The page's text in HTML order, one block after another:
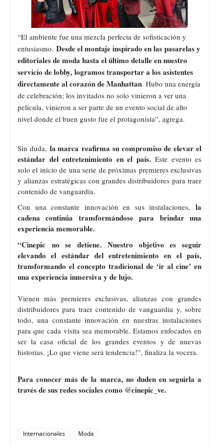
“El ambiente fue una mezcla perfecta de sofisticación y
entusiasmo. Desde el montaje inspirado en las pasarelas y
editoriales de moda hasta el último detalle en nuestro
servicio de lobby, logramos transportar a los asistentes
directamente al corazón de Manhattan. Hubo una energía
de celebración; los invitados no solo vinieron a ver una
película, vinieron a ser parte de un evento social de alto
nivel donde el buen gusto fue el protagonista”, agrega.
Sin duda, la marcareafirma su compromiso de elevar el
estándar del entretenimiento en el país. Este evento es
solo el inicio de una serie de próximas premieres exclusivas
y alianzas estratégicas con grandes distribuidores para traer
contenido de vanguardia.
Con una constante innovación en sus instalaciones, la
cadena continúa transformándose para brindar una
experiencia memorable.
“Cinepic no se detiene.
Nuestro objetivo es seguir
elevando el estándar del entretenimiento en el país,
transformando el concepto tradicional de ‘ir al cine’ en
una experiencia inmersiva y de lujo.
Vienen más premieres exclusivas, alianzas con grandes
distribuidores para traer contenido de vanguardia y, sobre
todo, una constante innovación en nuestras instalaciones
para que cada visita sea memorable. Estamos enfocados en
ser la casa oficial de los grandes eventos y de nuevas
historias. ¡Lo que viene será tendencia!”, finaliza la vocera.
Para conocer más de la marca, no duden en seguirla a
través de sus redes sociales como @cinepic_ve.
Internacionales Moda